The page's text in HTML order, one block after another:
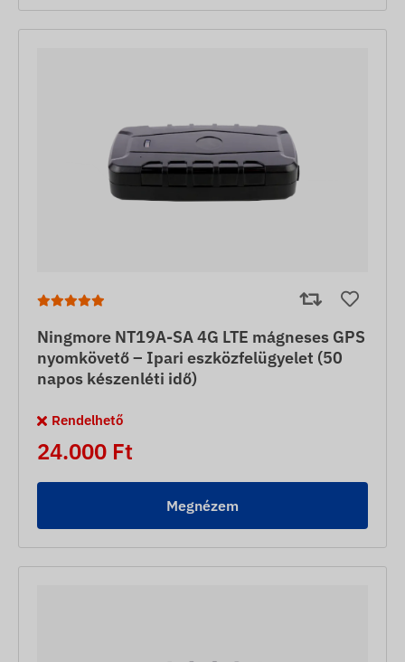
Ningmore NT19A-SA 4G LTE mágneses GPS
nyomkövető – Ipari eszközfelügyelet (50
napos készenléti idő)
Rendelhető
24.000 Ft
Megnézem